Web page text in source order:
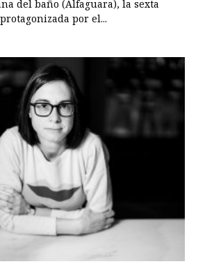
del baño (Alfaguara), la sexta
por el...